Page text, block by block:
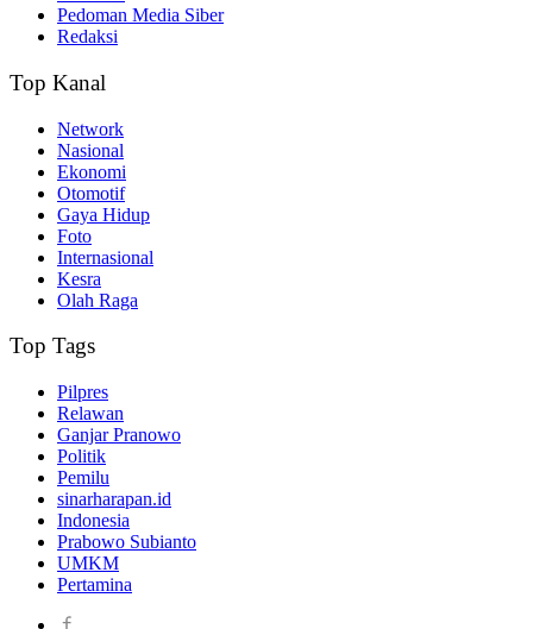
Pedoman Media Siber
Redaksi
Top Kanal
Network
Nasional
Ekonomi
Otomotif
Gaya Hidup
Foto
Internasional
Kesra
Olah Raga
Top Tags
Pilpres
Relawan
Ganjar Pranowo
Politik
Pemilu
sinarharapan.id
Indonesia
Prabowo Subianto
UMKM
Pertamina